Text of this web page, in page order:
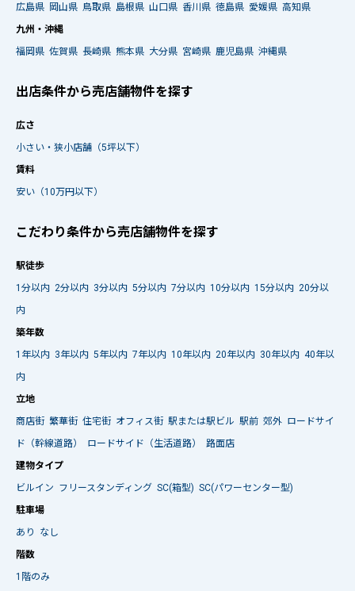
広島県 岡山県 鳥取県 島根県 山口県 香川県 徳島県 愛媛県 高知県
九州・沖縄
福岡県 佐賀県 長崎県 熊本県 大分県 宮崎県 鹿児島県 沖縄県
出店条件から売店舗物件を探す
広さ
小さい・狭小店舗（5坪以下）
賃料
安い（10万円以下）
こだわり条件から売店舗物件を探す
駅徒歩
1分以内 2分以内 3分以内 5分以内 7分以内 10分以内 15分以内 20分以
内
築年数
1年以内 3年以内 5年以内 7年以内 10年以内 20年以内 30年以内 40年以
内
立地
商店街 繁華街 住宅街 オフィス街 駅または駅ビル 駅前 郊外 ロードサイ
ド（幹線道路）
ロードサイド（生活道路）
路面店
建物タイプ
ビルイン フリースタンディング SC(箱型) SC(パワーセンター型)
駐車場
あり
なし
階数
1階のみ